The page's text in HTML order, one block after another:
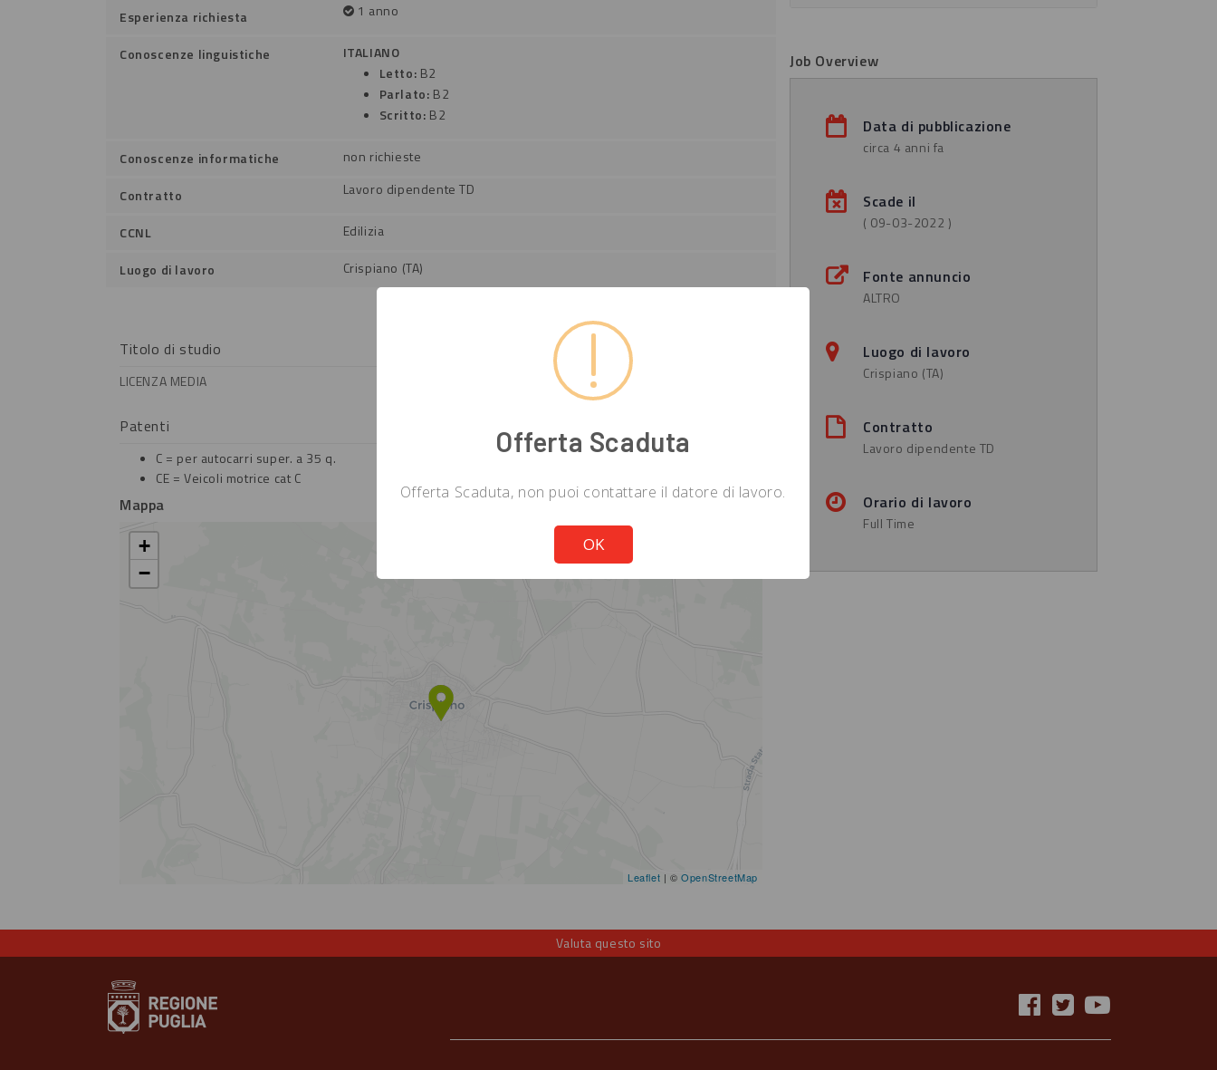
Esperienza richiesta 1 anno
Conoscenze linguistiche
ITALIANO
Letto: B2
Parlato: B2
Scritto: B2
Conoscenze informatiche non richieste
Contratto Lavoro dipendente TD
CCNL Edilizia
Luogo di lavoro Crispiano (TA)
Titolo di studio
LICENZA MEDIA
Patenti
C = per autocarri super. a 35 q.
CE = Veicoli motrice cat C
Mappa
+
−
Leaflet | ©OpenStreetMap
Job Overview
Data di pubblicazione
circa 4 anni fa
Scade il
( 09-03-2022 )
Fonte annuncio
ALTRO
Luogo di lavoro
Crispiano (TA)
Contratto
Lavoro dipendente TD
Orario di lavoro
Full Time
Valuta questo sito
Offerta Scaduta
Offerta Scaduta, non puoi contattare il datore di lavoro.
OK